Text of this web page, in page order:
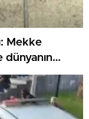
Mekke
dünyanın